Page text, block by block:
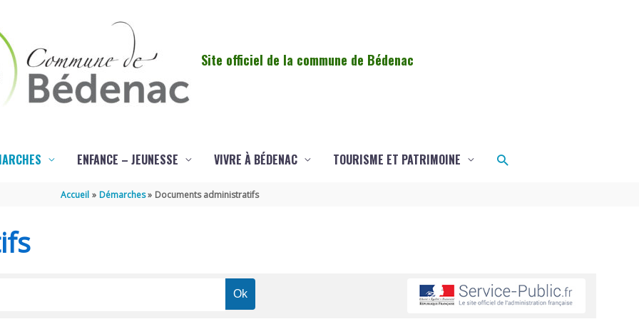
Site officiel de la commune de Bédenac
ENFANCE – JEUNESSE VIVRE À BÉDENAC TOURISME ET PATRIMOINE Rechercher
Accueil Démarches Documents administratifs